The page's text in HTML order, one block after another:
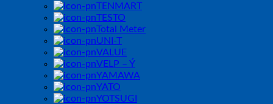
TENMART
TESTO
Total Meter
UNI-T
VALUE
VELP – Ý
YAMAWA
YATO
YOTSUGI